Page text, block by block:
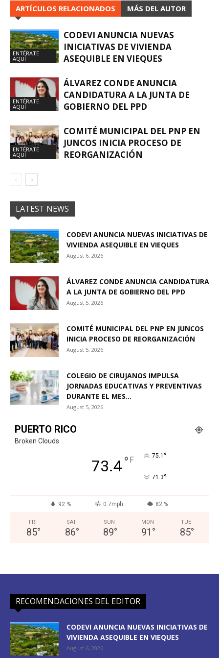
ARTÍCULOS RELACIONADOS MÁS DEL AUTOR
ENTÉRATE
AQUÍ
CODEVI ANUNCIA NUEVAS
INICIATIVAS DE VIVIENDA
ASEQUIBLE EN VIEQUES
ENTÉRATE
AQUÍ
ÁLVAREZ CONDE ANUNCIA
CANDIDATURA A LA JUNTA DE
GOBIERNO DEL PPD
ENTÉRATE
AQUÍ
COMITÉ MUNICIPAL DEL PNP EN
JUNCOS INICIA PROCESO DE
REORGANIZACIÓN
LATEST NEWS
CODEVI ANUNCIA NUEVAS INICIATIVAS DE
VIVIENDA ASEQUIBLE EN VIEQUES
August 6, 2026
ÁLVAREZ CONDE ANUNCIA CANDIDATURA
A LA JUNTA DE GOBIERNO DEL PPD
August 5, 2026
COMITÉ MUNICIPAL DEL PNP EN JUNCOS
INICIA PROCESO DE REORGANIZACIÓN
August 5, 2026
COLEGIO DE CIRUJANOS IMPULSA
JORNADAS EDUCATIVAS Y PREVENTIVAS
DURANTE EL MES...
August 5, 2026
PUERTO RICO
Broken Clouds
73.4° F 75.1 °
71.3°
92 % 0.7mph 82 %
FRI
85°
SAT
86°
SUN
89°
MON
91 °
TUE
85°
RECOMENDACIONES DEL EDITOR
CODEVI ANUNCIA NUEVAS INICIATIVAS DE
VIVIENDA ASEQUIBLE EN VIEQUES
August 6, 2026